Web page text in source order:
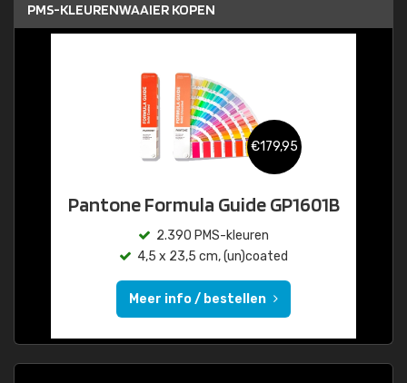
PMS-KLEURENWAAIER KOPEN
€179,95
Pantone Formula Guide GP1601B
2.390 PMS-kleuren
4,5 x 23,5 cm, (un)coated
Meer info / bestellen